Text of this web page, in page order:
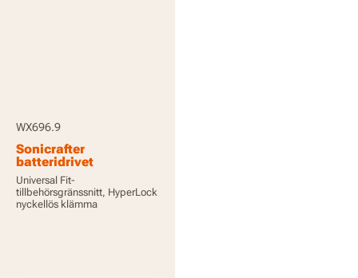
WX696.9
Sonicrafter
batteridrivet
oscillerande
multiverktyg 20V -
endast verktyg
Universal Fit-
tillbehörsgränssnitt, HyperLock
nyckellös klämma